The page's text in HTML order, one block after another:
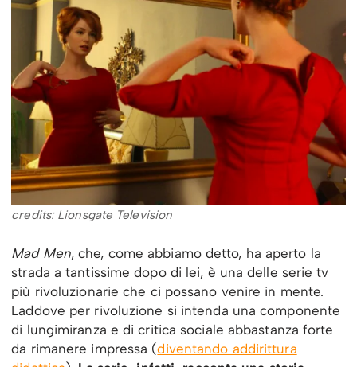
credits: Lionsgate Television
Mad Men, che, come abbiamo detto, ha aperto la
strada a tantissime dopo di lei, è una delle serie tv
più rivoluzionarie che ci possano venire in mente.
Laddove per rivoluzione si intenda una componente
di lungimiranza e di critica sociale abbastanza forte
da rimanere impressa (diventando addirittura